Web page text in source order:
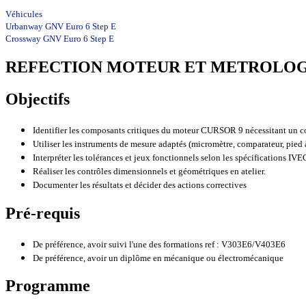
Véhicules
Urbanway GNV Euro 6 Step E
Crossway GNV Euro 6 Step E
REFECTION MOTEUR ET
Objectifs
Identifier les composants critiques du moteur CURSOR 9 nécessitant un
Utiliser les instruments de mesure adaptés (micromètre, comparateur, pied
Interpréter les tolérances et jeux fonctionnels selon les spécifications
Réaliser les contrôles dimensionnels et géométriques en atelier.
Documenter les résultats et décider des actions correctives
Pré-requis
De préférence, avoir suivi l'une des formations ref : V303E6/V403E6
De préférence, avoir un diplôme en mécanique ou électromécanique
Programme